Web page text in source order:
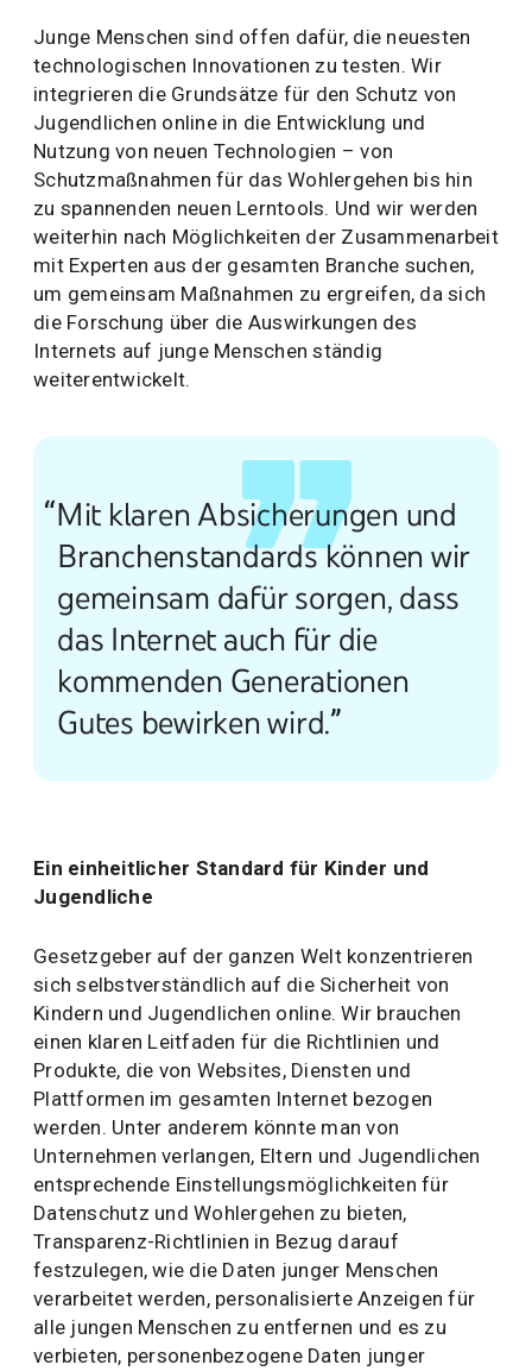
Junge Menschen sind offen dafür, die neuesten
technologischen Innovationen zu testen. Wir
integrieren die Grundsätze für den Schutz von
Jugendlichen online in die Entwicklung und
Nutzung von neuen Technologien – von
Schutzmaßnahmen für das Wohlergehen bis hin
zu spannenden neuen Lerntools. Und wir werden
weiterhin nach Möglichkeiten der Zusammenarbeit
mit Experten aus der gesamten Branche suchen,
um gemeinsam Maßnahmen zu ergreifen, da sich
die Forschung über die Auswirkungen des
Internets auf junge Menschen ständig
weiterentwickelt.
“Mit klaren Absicherungen und
Branchenstandards können wir
gemeinsam dafür sorgen, dass
das Internet auch für die
kommenden Generationen
Gutes bewirken wird.”
Ein einheitlicher Standard für Kinder und
Jugendliche
Gesetzgeber auf der ganzen Welt konzentrieren
sich selbstverständlich auf die Sicherheit von
Kindern und Jugendlichen online. Wir brauchen
einen klaren Leitfaden für die Richtlinien und
Produkte, die von Websites, Diensten und
Plattformen im gesamten Internet bezogen
werden. Unter anderem könnte man von
Unternehmen verlangen, Eltern und Jugendlichen
entsprechende Einstellungsmöglichkeiten für
Datenschutz und Wohlergehen zu bieten,
Transparenz-Richtlinien in Bezug darauf
festzulegen, wie die Daten junger Menschen
verarbeitet werden, personalisierte Anzeigen für
alle jungen Menschen zu entfernen und es zu
verbieten, personenbezogene Daten junger